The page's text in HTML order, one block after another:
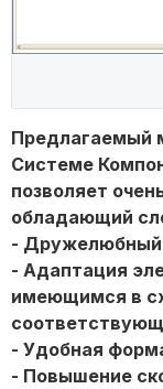
Предлагаемый
Системе
позволяет
обладающий
- Дружелюбный
- Адаптация
имеющимся в
- Удобная
- Повышение